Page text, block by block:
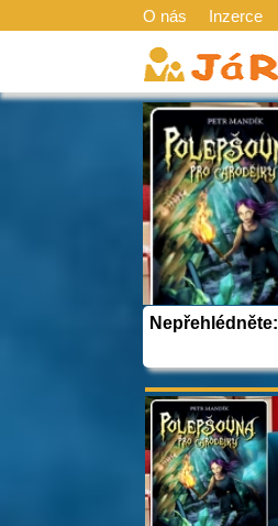
O nás Inzerce
Nepřehlédněte: